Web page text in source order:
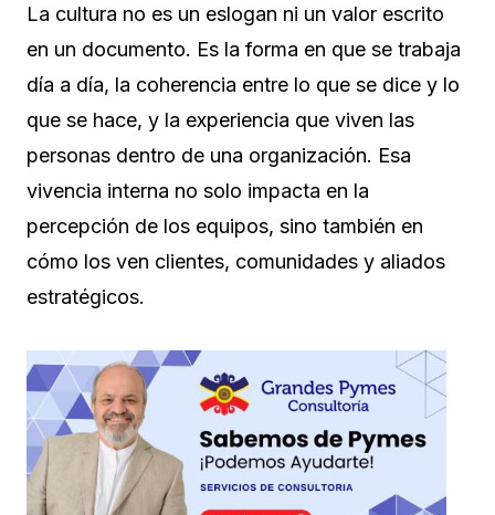
La cultura no es un eslogan ni un valor escrito
en un documento. Es la forma en que se trabaja
día a día, la coherencia entre lo que se dice y lo
que se hace, y la experiencia que viven las
personas dentro de una organización. Esa
vivencia interna no solo impacta en la
percepción de los equipos, sino también en
cómo los ven clientes, comunidades y aliados
estratégicos.